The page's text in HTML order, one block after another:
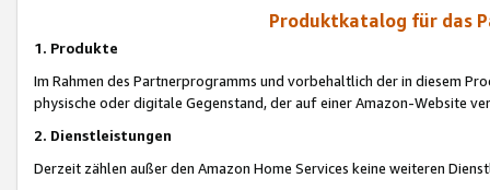
Produktkatalog für das
1. Produkte
Im Rahmen des Partnerprogramms und vorbehaltlich der in diesem
physische oder digitale Gegenstand, der auf einer Amazon-Website
2. Dienstleistungen
Derzeit zählen außer den Amazon Home Services keine weiteren